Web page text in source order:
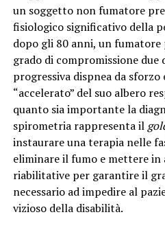
un soggetto non fumatore
fisiologico significativo della
dopo gli 80 anni, un fumatore
grado di compromissione due
progressiva dispnea da
“accelerato” del suo albero
quanto sia importante la
spirometria rappresenta il
instaurare una terapia nelle
eliminare il fumo e mettere
riabilitative per garantire il
necessario ad impedire al
vizioso della disabilità.